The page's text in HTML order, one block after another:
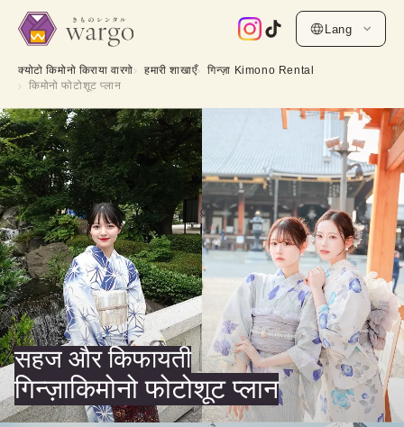
Lang
क्योटो किमोनो किराया वारगो हमारी शाखाएँ
गिन्ज़ा Kimono Rental
किमोनो फोटोशूट प्लान
सहज और किफायती
गिन्ज़ाकिमोनो फोटोशूट प्लान